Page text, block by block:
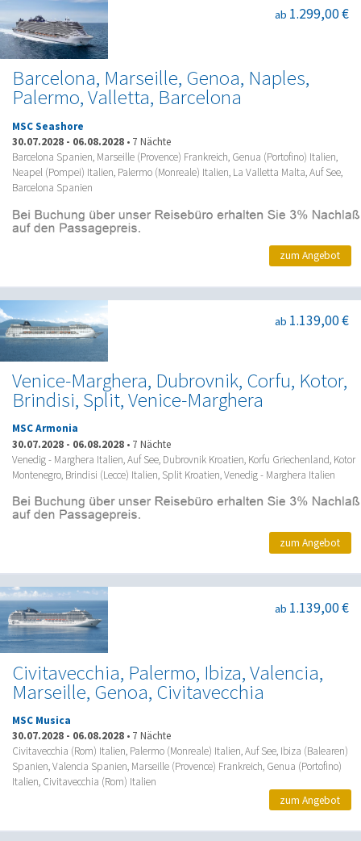
Barcelona, Marseille, Genoa, Naples,
Palermo, Valletta, Barcelona
ab 1.299,00 €
MSC Seashore
30.07.2028 - 06.08.2028 • 7 Nächte
Barcelona Spanien, Marseille (Provence) Frankreich, Genua (Portofino) Italien,
Neapel (Pompei) Italien, Palermo (Monreale) Italien, La Valletta Malta, Auf See,
Barcelona Spanien
zum Angebot
Venice-Marghera, Dubrovnik, Corfu, Kotor,
Brindisi, Split, Venice-Marghera
ab 1.139,00 €
MSC Armonia
30.07.2028 - 06.08.2028 • 7 Nächte
Venedig - Marghera Italien, Auf See, Dubrovnik Kroatien, Korfu Griechenland, Kotor
Montenegro, Brindisi (Lecce) Italien, Split Kroatien, Venedig - Marghera Italien
zum Angebot
Civitavecchia, Palermo, Ibiza, Valencia,
Marseille, Genoa, Civitavecchia
ab 1.139,00 €
MSC Musica
30.07.2028 - 06.08.2028 • 7 Nächte
Civitavecchia (Rom) Italien, Palermo (Monreale) Italien, Auf See, Ibiza (Balearen)
Spanien, Valencia Spanien, Marseille (Provence) Frankreich, Genua (Portofino)
Italien, Civitavecchia (Rom) Italien
zum Angebot